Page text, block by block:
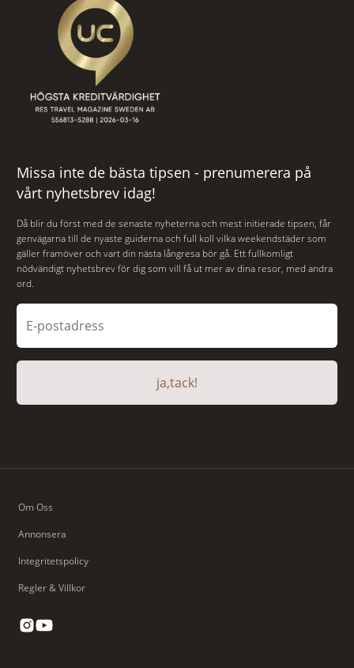
Missa inte de bästa tipsen - prenumerera på
vårt nyhetsbrev idag!
Då blir du först med de senaste nyheterna och mest initierade tipsen, får
genvägarna till de nyaste guiderna och full koll vilka weekendstäder som
gäller framöver och vart din nästa långresa bör gå. Ett fullkomligt
nödvändigt nyhetsbrev för dig som vill få ut mer av dina resor, med andra
ord.
ja,tack!
Om Oss
Annonsera
Integritetspolicy
Regler & Villkor